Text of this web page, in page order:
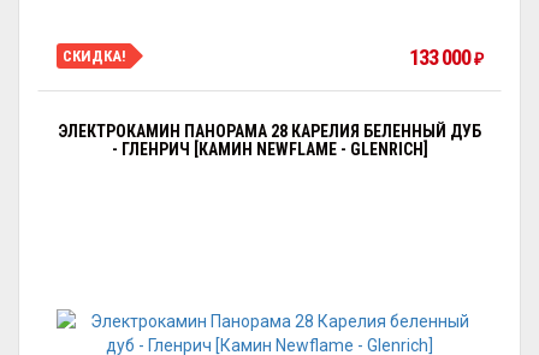
СКИДКА! 133 000 ₽
ЭЛЕКТРОКАМИН ПАНОРАМА 28 КАРЕЛИЯ БЕЛЕННЫЙ ДУБ
- ГЛЕНРИЧ [КАМИН NEWFLAME - GLENRICH]